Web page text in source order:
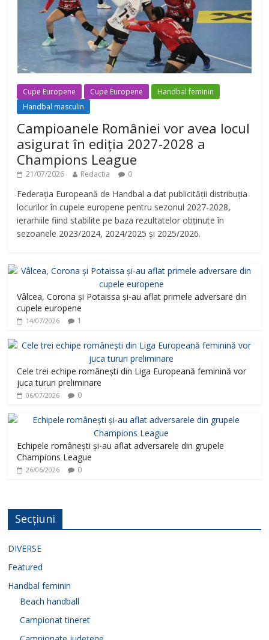
Cupe Europene Cupe Europene
Handbal feminin
Handbal masculin
Campioanele României vor avea locul
asigurat în ediția 2027-2028 a
Champions League
21/07/2026 Redactia 0
Federația Europeană de Handbal a dat publicității distribuția
locurilor în cupele europene pentru sezonul 2027-2028,
ierarhiile fiind stabilite pe baza rezultatelor obținute în
sezoanele 2023/2024, 2024/2025 și 2025/2026.
Vâlcea, Corona și Potaissa și-au aflat primele adversare din
cupele europene
14/07/2026 1
Cele trei echipe românești din Liga Europeană feminină vor
juca tururi preliminare
06/07/2026 0
Echipele românești și-au aflat adversarele din grupele
Champions League
26/06/2026 0
Secțiuni
DIVERSE
Featured
Handbal feminin
Beach handball
Campionat tineret